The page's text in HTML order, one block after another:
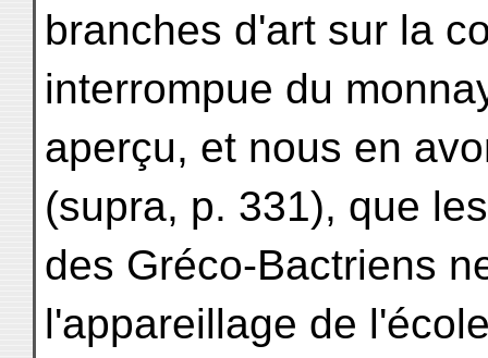
branches d'art sur la
interrompue du
aperçu, et nous en
(supra, p. 331), que
des Gréco-Bactriens
l'appareillage de